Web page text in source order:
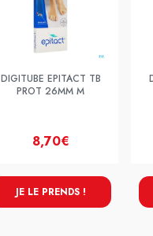
DIGITUBE EPITACT TB
PROT 26MM M
8,70€
JE LE PRENDS !